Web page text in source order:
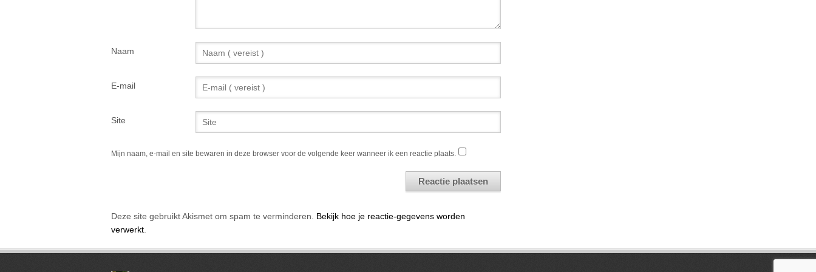
Naam
E-mail
Site
Mijn naam, e-mail en site bewaren in deze browser voor de volgende keer wanneer ik een reactie plaats.
Alternative:
Deze site gebruikt Akismet om spam te verminderen. Bekijk hoe je reactie-gegevens worden
verwerkt.